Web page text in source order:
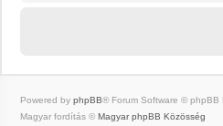
Powered by phpBB® Forum Software © phpBB
Magyar fordítás © Magyar phpBB Közösség